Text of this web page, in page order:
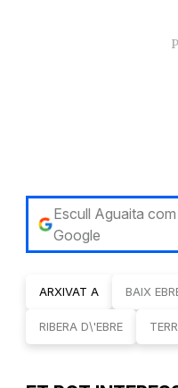
Escull Aguaita
Google
ARXIVAT A BAIX
RIBERA D\'EBRE